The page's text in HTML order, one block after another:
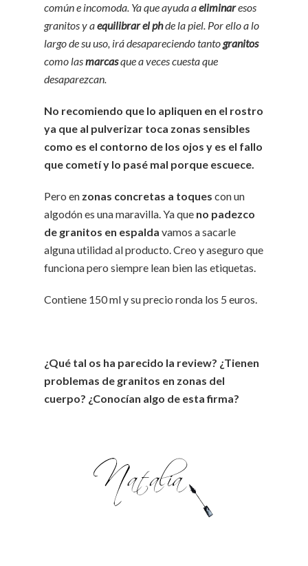
común e incomoda. Ya que ayuda aeliminaresos
granitos y aequilibrar el phde la piel. Por ello a lo
largo de su uso, irá desapareciendo tantogranitos
como lasmarcasque a veces cuesta que
desaparezcan.
No recomiendo que lo apliquen en el rostro
ya que al pulverizar toca zonas sensibles
como es el contorno de los ojos y es el fallo
que cometí y lo pasé mal porque escuece.
Pero en zonas concretas a toques con un
algodón es una maravilla. Ya que no padezco
de granitos en espalda vamos a sacarle
alguna utilidad al producto. Creo y aseguro que
funciona pero siempre lean bien las etiquetas.
Contiene 150 ml y su precio ronda los 5 euros.
¿Qué tal os ha parecido la review? ¿Tienen
problemas de granitos en zonas del
cuerpo? ¿Conocían algo de esta firma?